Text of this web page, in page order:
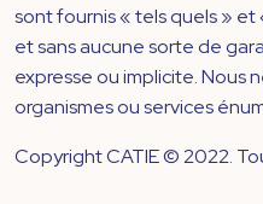
sont fournis « tels quels »
et sans aucune sorte de
expresse ou implicite. Nous
organismes ou services
Copyright CATIE © 2022.